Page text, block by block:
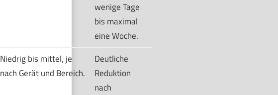
wenige Tage
bis maximal
eine Woche.
Niedrig bis mittel, je
nach Gerät und Bereich.
Deutliche
Reduktion
nach